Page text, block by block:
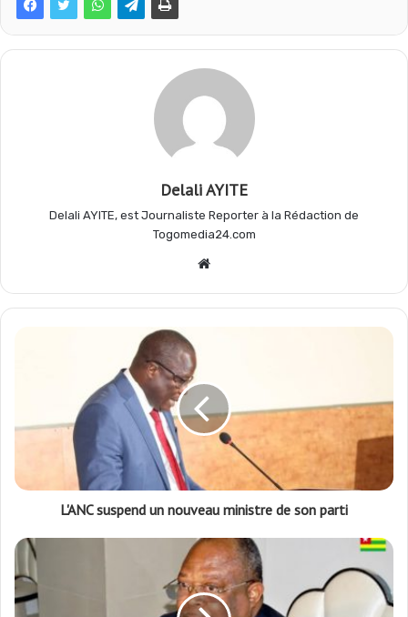
o A r
a
g
Delali AYITE
Delali AYITE, est Journaliste Reporter à la Rédaction de
Togomedia24.com
Website
L'ANC suspend un nouveau ministre de son parti